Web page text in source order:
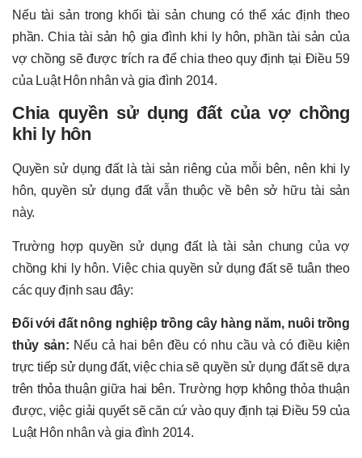
Nếu tài sản trong khối tài sản chung có thể xác định theo
phần. Chia tài sản hộ gia đình khi ly hôn, phần tài sản của
vợ chồng sẽ được trích ra để chia theo quy định tại Điều 59
của Luật Hôn nhân và gia đình 2014.
Chia quyền sử dụng đất của vợ chồng
khi ly hôn
Quyền sử dụng đất là tài sản riêng của mỗi bên, nên khi ly
hôn, quyền sử dụng đất vẫn thuộc về bên sở hữu tài sản
này.
Trường hợp quyền sử dụng đất là tài sản chung của vợ
chồng khi ly hôn. Việc chia quyền sử dụng đất sẽ tuân theo
các quy định sau đây:
Đối với đất nông nghiệp trồng cây hàng năm, nuôi trồng
thủy sản: Nếu cả hai bên đều có nhu cầu và có điều kiện
trực tiếp sử dụng đất, việc chia sẽ quyền sử dụng đất sẽ dựa
trên thỏa thuận giữa hai bên. Trường hợp không thỏa thuận
được, việc giải quyết sẽ căn cứ vào quy định tại Điều 59 của
Luật Hôn nhân và gia đình 2014.